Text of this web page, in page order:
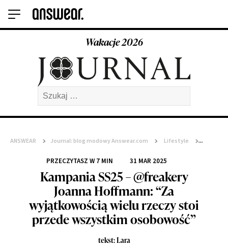
Wakacje 2026
Szukaj:
ANSWEAR > Journal: blog modowy Answear.com > Lifestyle >
wielu rzeczy stoi przede wszystkim osobowość”
PRZECZYTASZ W 7 MIN 31 MAR 2025
Kampania SS25 – @freakery
Joanna Hoffmann: “Za
wyjątkowością wielu rzeczy stoi
przede wszystkim osobowość”
tekst: Lara